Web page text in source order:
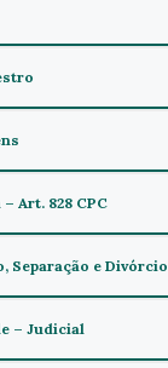
Art. 828 CPC
Separação e Divórcio
– Judicial